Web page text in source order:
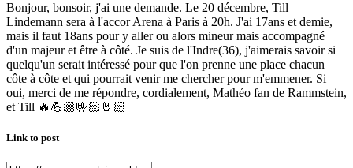
Bonjour, bonsoir, j'ai une demande. Le 20 décembre, Till
Lindemann sera à l'accor Arena à Paris à 20h. J'ai 17ans et demie,
mais il faut 18ans pour y aller ou alors mineur mais accompagné
d'un majeur et être à côté. Je suis de l'Indre(36), j'aimerais savoir si
quelqu'un serait intéressé pour que l'on prenne une place chacun
côte à côte et qui pourrait venir me chercher pour m'emmener. Si
oui, merci de me répondre, cordialement, Mathéo fan de Rammstein,
et Till 🔥 💪🏼🤟🏻 🤘🏻
Link to post